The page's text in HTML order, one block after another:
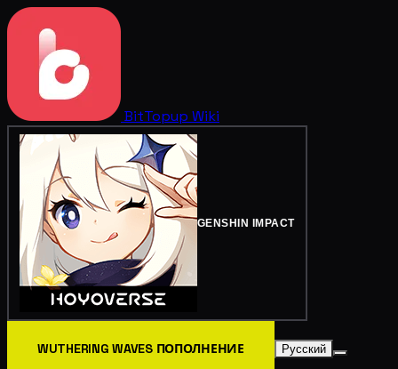
BitTopup Wiki
GENSHIN IMPACT
WUTHERING WAVES ПОПОЛНЕНИЕ Русский